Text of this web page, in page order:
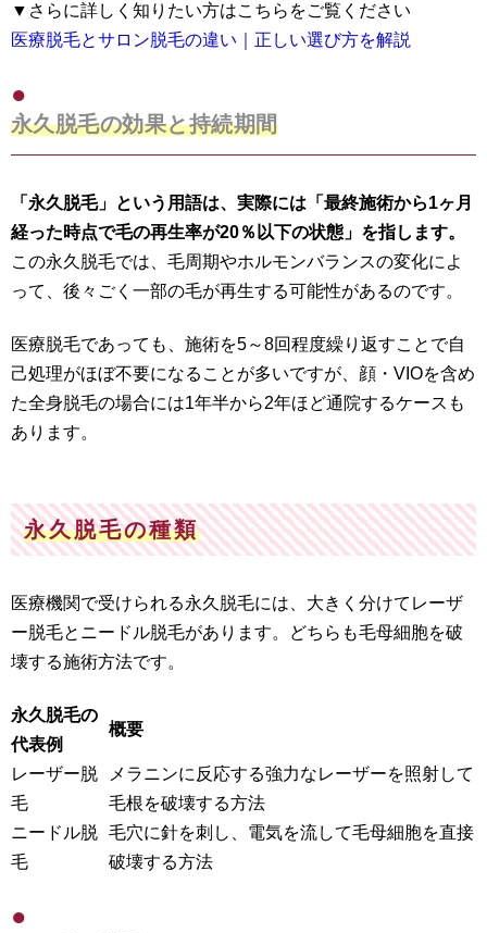
▼さらに詳しく知りたい方はこちらをご覧ください
医療脱毛とサロン脱毛の違い｜正しい選び方を解説
永久脱毛の効果と持続期間
「永久脱毛」という用語は、実際には「最終施術から1ヶ月
経った時点で毛の再生率が20％以下の状態」を指します。
この永久脱毛では、毛周期やホルモンバランスの変化によ
って、後々ごく一部の毛が再生する可能性があるのです。
医療脱毛であっても、施術を5～8回程度繰り返すことで自
己処理がほぼ不要になることが多いですが、顔・VIOを含め
た全身脱毛の場合には1年半から2年ほど通院するケースも
あります。
永久脱毛の種類
医療機関で受けられる永久脱毛には、大きく分けてレーザ
ー脱毛とニードル脱毛があります。どちらも毛母細胞を破
壊する施術方法です。
永久脱毛の
代表例
概要
レーザー脱
毛
メラニンに反応する強力なレーザーを照射して
毛根を破壊する方法
ニードル脱
毛
毛穴に針を刺し、電気を流して毛母細胞を直接
破壊する方法